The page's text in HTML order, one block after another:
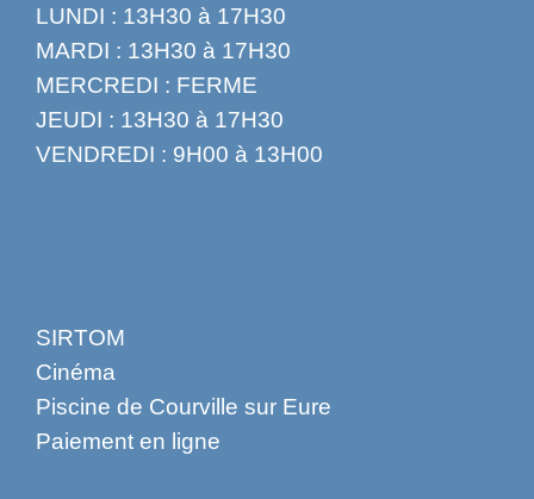
LUNDI : 13H30 à 17H30
MARDI : 13H30 à 17H30
MERCREDI : FERME
JEUDI : 13H30 à 17H30
VENDREDI : 9H00 à 13H00
SIRTOM
Cinéma
Piscine de Courville sur Eure
Paiement en ligne